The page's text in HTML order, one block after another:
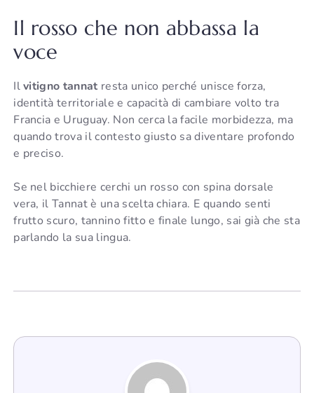
Il rosso che non abbassa la
voce
Ilvitigno tannat resta unico perché unisce forza,
identità territoriale e capacità di cambiare volto tra
Francia e Uruguay. Non cerca la facile morbidezza, ma
quando trova il contesto giusto sa diventare profondo
e preciso.
Se nel bicchiere cerchi un rosso con spina dorsale
vera, il Tannat è una scelta chiara. E quando senti
frutto scuro, tannino fitto e finale lungo, sai già che sta
parlando la sua lingua.